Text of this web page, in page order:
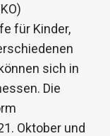
für Kinder,
sich in
Die
Oktober und